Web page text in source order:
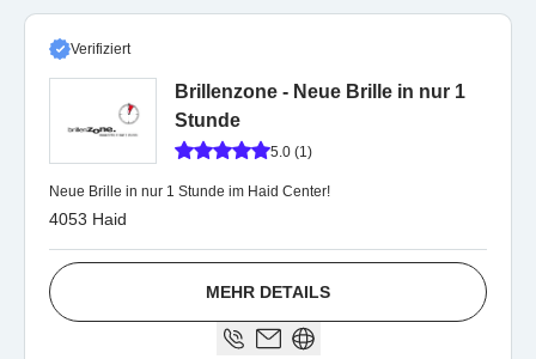
Verifiziert
Brillenzone - Neue Brille in nur 1
Stunde
5.0 (1)
Neue Brille in nur 1 Stunde im Haid Center!
4053 Haid
MEHR DETAILS